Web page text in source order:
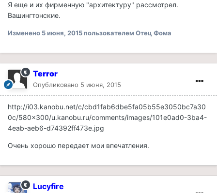
Я еще и их фирменную "архитектуру" рассмотрел.
Вашингтонские.
Изменено 5 июня, 2015пользователем Отец Фома
Terror
Опубликовано 5 июня, 2015
http://i03.kanobu.net/c/cbd1fab6dbe5fa05b55e3050bc7a30
0c/580x300/u.kanobu.ru/comments/images/101e0ad0-3ba4-
4eab-aeb6-d74392ff473e.jpg
Очень хорошо передает мои впечатления.
Lucyfire